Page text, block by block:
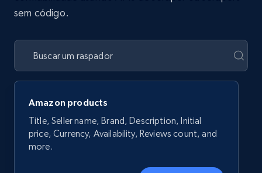
sem código.
Amazon products
Title, Seller name, Brand, Description, Initial
price, Currency, Availability, Reviews count, and
more.